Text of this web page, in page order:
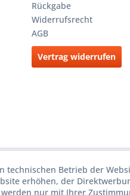
Rückgabe
Widerrufsrecht
AGB
Vertrag widerrufen
technischen Betrieb der
erhöhen, der
nur mit Ihrer